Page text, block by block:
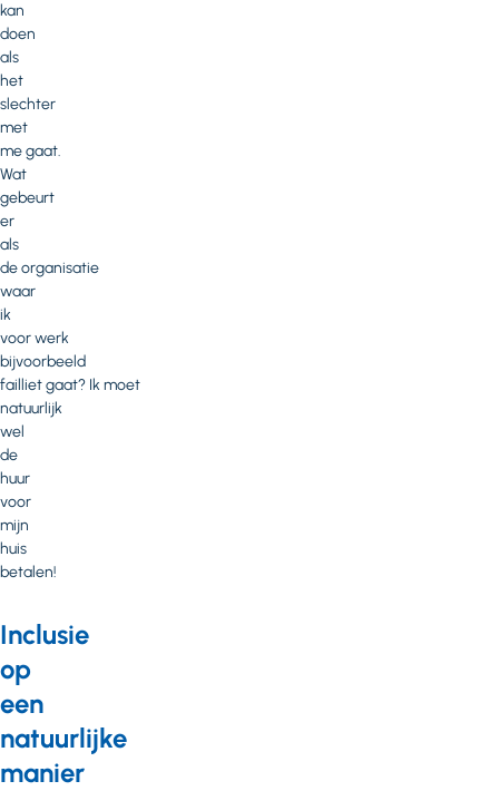
kan
doen
als
het
slechter
met
me gaat.
Wat
gebeurt
er
als
de organisatie
waar
ik
voor werk
bijvoorbeeld
failliet gaat? Ik moet
natuurlijk
wel
de
huur
voor
mijn
huis
betalen!
Inclusie
op
een
natuurlijke
manier